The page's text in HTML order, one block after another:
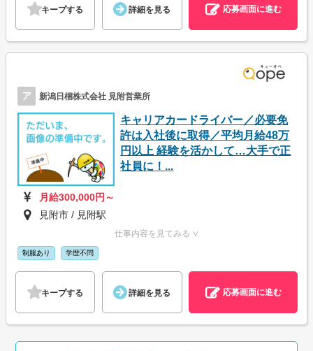
キープする 詳細を見る 応募画面に進む
ア 新潟日梱株式会社 見附営業所
キャリアカードライバー／必要免
許は入社後に取得／平均月給48万
円以上 経験を活かして…大手で正
社員に！...
月給300,000円～
見附市 / 見附駅
仕事内容を見てみる ∨
制服あり 学歴不問
キープする 詳細を見る 応募画面に進む